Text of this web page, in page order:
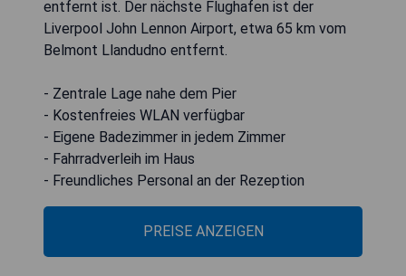
entfernt ist. Der nächste Flughafen ist der
Liverpool John Lennon Airport, etwa 65 km vom
Belmont Llandudno entfernt.
- Zentrale Lage nahe dem Pier
- Kostenfreies WLAN verfügbar
- Eigene Badezimmer in jedem Zimmer
- Fahrradverleih im Haus
- Freundliches Personal an der Rezeption
PREISE ANZEIGEN